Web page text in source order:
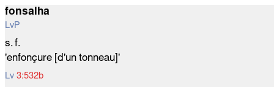
fonsalha
LvP
s. f.
'enfonçure [d'un tonneau]'
Lv 3:532b